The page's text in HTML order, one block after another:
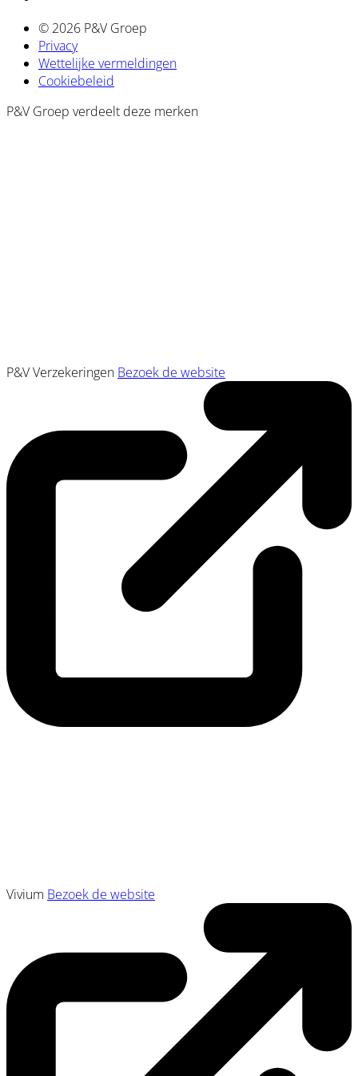
© 2026 P&V Groep
Privacy
Wettelijke vermeldingen
Cookiebeleid
P&V Groep verdeelt deze merken
P&V Verzekeringen Bezoek de website
Vivium Bezoek de website